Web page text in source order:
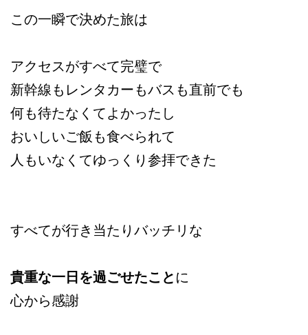
この一瞬で決めた旅は
アクセスがすべて完璧で
新幹線もレンタカーもバスも直前でも
何も待たなくてよかったし
おいしいご飯も食べられて
人もいなくてゆっくり参拝できた
すべてが行き当たりバッチリな
貴重な一日を過ごせたこと に
心から感謝